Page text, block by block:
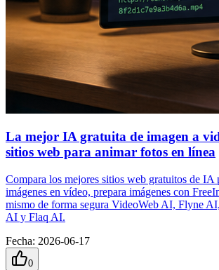
La mejor IA gratuita de imagen a
sitios web para animar fotos en línea
Compara los mejores sitios web gratuitos de IA
imágenes en vídeo, prepara imágenes con
mismo de forma segura VideoWeb AI, Flyne
AI y Flaq AI.
Fecha: 2026-06-17
0